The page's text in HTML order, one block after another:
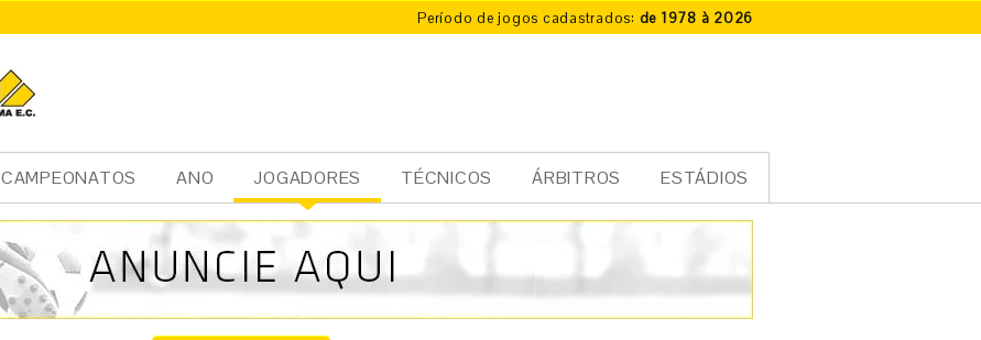
Período de jogos cadastrados: de 1978 à 2026
CAMPEONATOS ANO JOGADORES TÉCNICOS ÁRBITROS ESTÁDIOS
cia
l